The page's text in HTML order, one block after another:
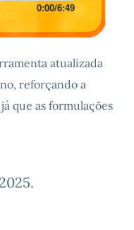
0:00/6:49
atualizada
reforçando a
que as formulações
.